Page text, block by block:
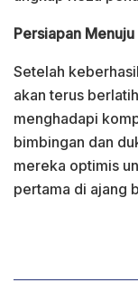
Persiapan
Setelah
akan terus
menghadapi
bimbingan dan
mereka optimis
pertama di ajang